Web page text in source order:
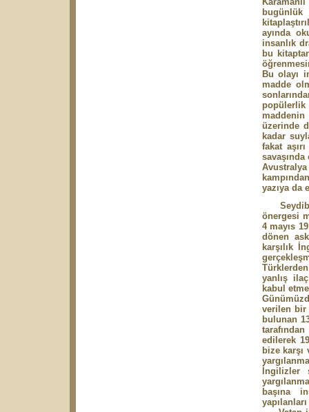
ayında
insanlık
bu
Bu olayı
madde
üzerinde
kadar
fakat
yazıya da
önergesi
4 mayıs
dönen
karşılık
yanlış
kabul
verilen bir
bulunan
edilerek
bize
İngilizler
başına